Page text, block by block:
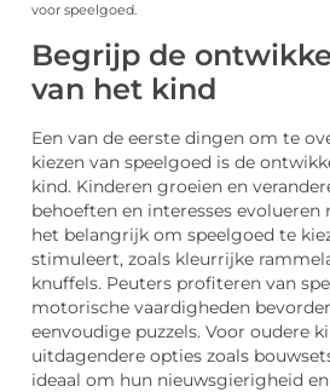
voor speelgoed.
Begrijp de
van het kind
Een van de eerste dingen om te
kiezen van speelgoed is de
kind. Kinderen groeien en
behoeften en interesses evolueren
het belangrijk om speelgoed te
stimuleert, zoals kleurrijke
knuffels. Peuters profiteren van
motorische vaardigheden
eenvoudige puzzels. Voor oudere
uitdagendere opties zoals
ideaal om hun nieuwsgierigheid